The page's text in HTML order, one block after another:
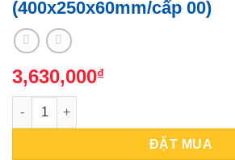
(400x250x60mm/cấp 00)
3,630,000₫
BÀN ĐÁ RÀ CHUẨN INSIZE 6900-142
ĐẶT MUA